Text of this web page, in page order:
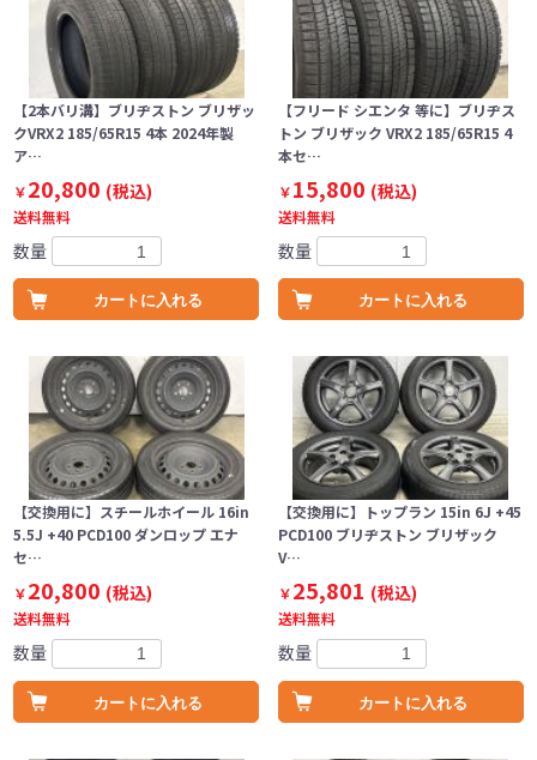
【2本バリ溝】ブリヂストン ブリザッ
クVRX2 185/65R15 4本 2024年製
ア…
￥20,800 (税込)
送料無料
数量
カートに入れる
【フリード シエンタ 等に】ブリヂス
トン ブリザック VRX2 185/65R15 4
本セ…
￥15,800 (税込)
送料無料
数量
カートに入れる
【交換用に】スチールホイール 16in
5.5J +40 PCD100 ダンロップ エナ
セ…
￥20,800 (税込)
送料無料
数量
カートに入れる
【交換用に】トップラン 15in 6J +45
PCD100 ブリヂストン ブリザック
V…
￥25,801 (税込)
送料無料
数量
カートに入れる